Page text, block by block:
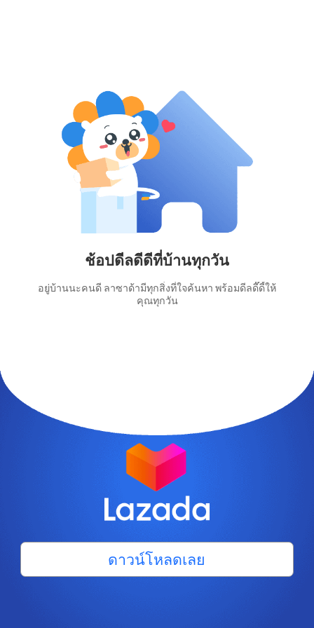
ช้อปดีลดีดีที่บ้านทุกวัน
อยู่บ้านนะคนดี ลาซาด้ามีทุกสิ่งที่ใจค้นหา พร้อมดีลดี๊ดี้ให้
คุณทุกวัน
ดาวน์โหลดเลย